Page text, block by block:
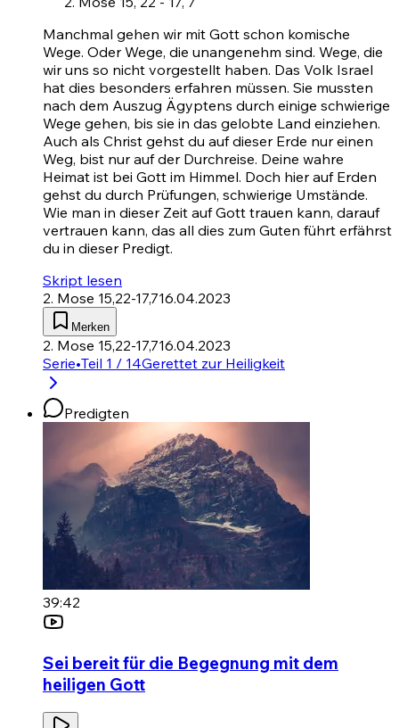
Manchmal gehen wir mit Gott schon komische
Wege. Oder Wege, die unangenehm sind. Wege, die
wir uns so nicht vorgestellt haben. Das Volk Israel
hat dies besonders erfahren müssen. Sie mussten
nach dem Auszug Ägyptens durch einige schwierige
Wege gehen, bis sie in das gelobte Land einziehen.
Auch als Christ gehst du auf dieser Erde nur einen
Weg, bist nur auf der Durchreise. Deine wahre
Heimat ist bei Gott im Himmel. Doch hier auf Erden
gehst du durch Prüfungen, schwierige Umstände.
Wie man in dieser Zeit auf Gott trauen kann, darauf
vertrauen kann, das all dies zum Guten führt erfährst
du in dieser Predigt.
Skript lesen
2. Mose 15,22-17,716.04.2023
Merken
2. Mose 15,22-17,716.04.2023
Serie•Teil 1 / 14Gerettet zur Heiligkeit
Predigten
39:42
Sei bereit für die Begegnung mit dem
heiligen Gott